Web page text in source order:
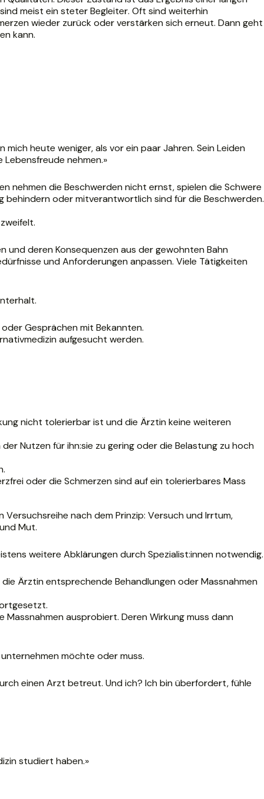
meist ein steter Begleiter. Oft sind weiterhin
wieder zurück oder verstärken sich erneut. Dann geht
kann.
heute weniger, als vor ein paar Jahren. Sein Leiden
nehmen.»
nehmen die Beschwerden nicht ernst, spielen die Schwere
behindern oder mitverantwortlich sind für die Beschwerden.
und deren Konsequenzen aus der gewohnten Bahn
und Anforderungen anpassen. Viele Tätigkeiten
Gesprächen mit Bekannten.
aufgesucht werden.
nicht tolerierbar ist und die Ärztin keine weiteren
Nutzen für ihn:sie zu gering oder die Belastung zu hoch
oder die Schmerzen sind auf ein tolerierbares Mass
nach dem Prinzip: Versuch und Irrtum,
Mut.
weitere Abklärungen durch Spezialist:innen notwendig.
Ärztin entsprechende Behandlungen oder Massnahmen
ausprobiert. Deren Wirkung muss dann
möchte oder muss.
einen Arzt betreut. Und ich? Ich bin überfordert, fühle
studiert haben.»